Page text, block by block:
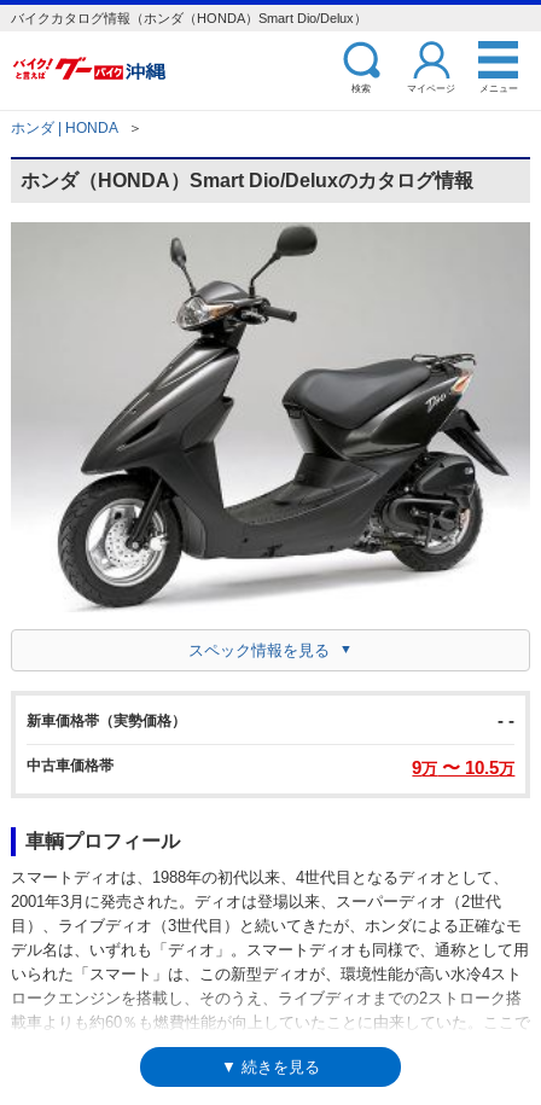
バイクカタログ情報（ホンダ（HONDA）Smart Dio/Delux）
検索 マイページ メニュー
ホンダ | HONDA ＞
ホンダ（HONDA）Smart Dio/Deluxのカタログ情報
スペック情報を見る
新車価格帯（実勢価格） - -
中古車価格帯 9万 〜 10.5万
車輌プロフィール
スマートディオは、1988年の初代以来、4世代目となるディオとして、
2001年3月に発売された。ディオは登場以来、スーパーディオ（2世代
目）、ライブディオ（3世代目）と続いてきたが、ホンダによる正確なモ
デル名は、いずれも「ディオ」。スマートディオも同様で、通称として用
いられた「スマート」は、この新型ディオが、環境性能が高い水冷4スト
ロークエンジンを搭載し、そのうえ、ライブディオまでの2ストローク搭
載車よりも約60％も燃費性能が向上していたことに由来していた。ここで
のスマートとは、「賢い」とか「気が利く」という意味でのスマートで、
ずっと後（2007年）に登場するiPhone等を総称するスマートフォンに近
▼ 続きを見る